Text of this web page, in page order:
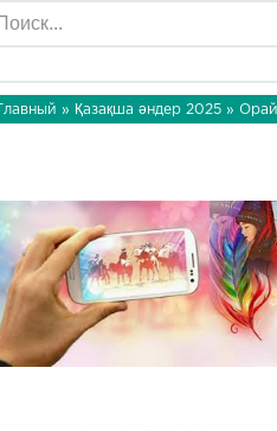
Главный » Қазақша әндер 2025 » Орай